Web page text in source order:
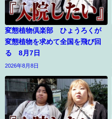
変態植物倶楽部 ひょうろくが
変態植物を求めて全国を飛び回
る 8月7日
2026年8月8日